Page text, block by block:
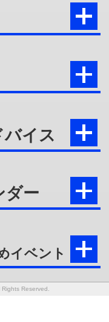
イス
ダー
イベント
Reserved.